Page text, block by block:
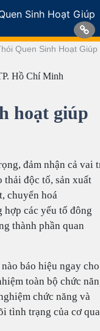
Sinh Hoạt Giúp
Quen Sinh Hoạt Giúp
hoạt giúp
đảm nhận cả vai
thải độc tố, sản xuất
chuyển hoá
hợp các yếu tố đông
thành phần quan
báo hiệu ngay cho
toàn bộ chức
chức năng và
tình trạng của cơ